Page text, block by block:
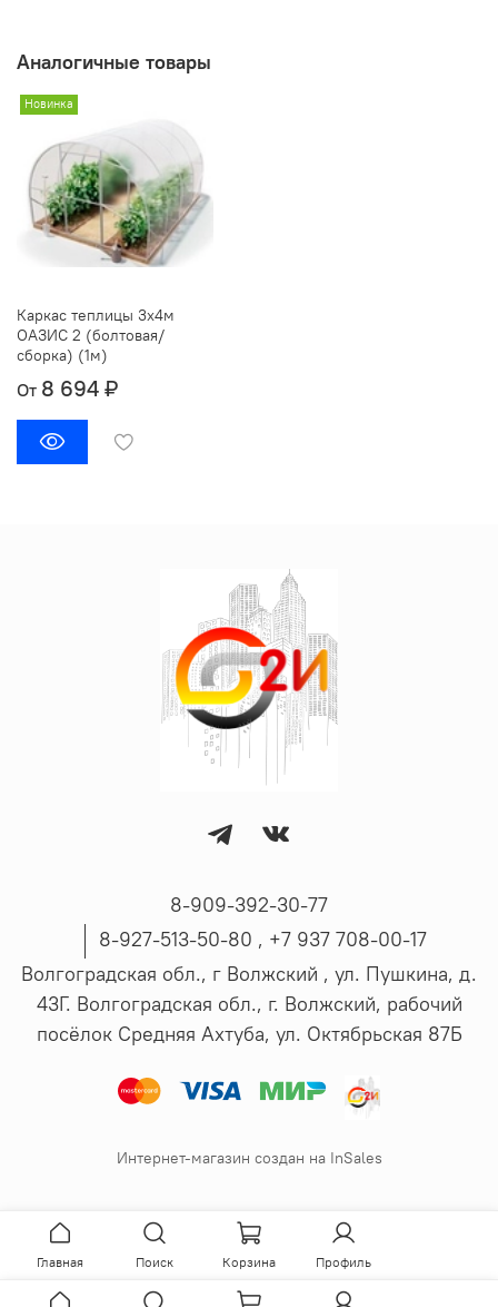
Аналогичные товары
Новинка
Каркас теплицы 3х4м
ОАЗИС 2 (болтовая/
сборка) (1м)
От 8 694 ₽
8-909-392-30-77
8-927-513-50-80 , ‪+7 937 708-00-17
Волгоградская обл., г Волжский , ул. Пушкина, д.
43Г. Волгоградская обл., г. Волжский, рабочий
посёлок Средняя Ахтуба, ул. Октябрьская 87Б
Интернет-магазин создан на InSales
Главная Поиск Корзина Профиль